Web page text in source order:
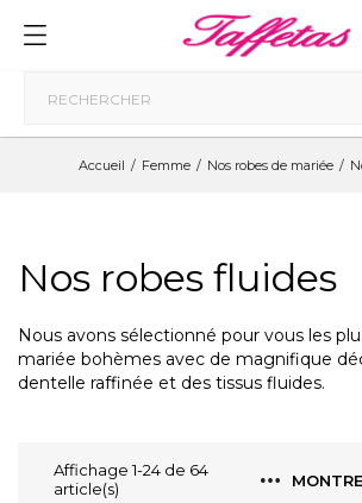
Accueil Femme Nos robes de mariée
Nos robes fluides
Nous avons sélectionné pour vous les
mariée bohèmes avec de magnifique
dentelle raffinée et des tissus fluides.
Affichage 1-24 de 64
article(s)